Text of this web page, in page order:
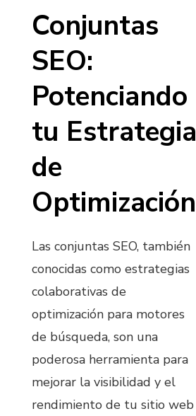
Conjuntas
SEO:
Potenciando
tu Estrategia
de
Optimización
Las conjuntas SEO, también
conocidas como estrategias
colaborativas de
optimización para motores
de búsqueda, son una
poderosa herramienta para
mejorar la visibilidad y el
rendimiento de tu sitio web